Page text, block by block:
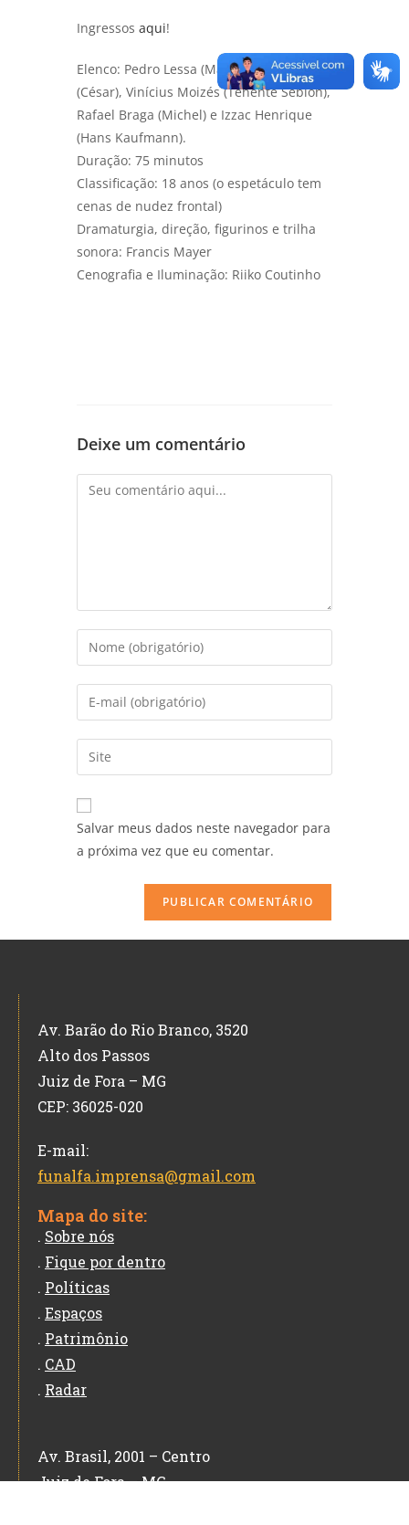
Ingressos aqui!
Elenco: Pedro Lessa (Max) Moisés Ribeiro
(César), Vinícius Moizés (Tenente Seblon),
Rafael Braga (Michel) e Izzac Henrique
(Hans Kaufmann).
Duração: 75 minutos
Classificação: 18 anos (o espetáculo tem
cenas de nudez frontal)
Dramaturgia, direção, figurinos e trilha
sonora: Francis Mayer
Cenografia e Iluminação: Riiko Coutinho
Deixe um comentário
Salvar meus dados neste navegador para
a próxima vez que eu comentar.
Av. Barão do Rio Branco, 3520
Alto dos Passos
Juiz de Fora – MG
CEP: 36025-020
E-mail:
funalfa.imprensa@gmail.com
Mapa do site:
. Sobre nós
. Fique por dentro
. Políticas
. Espaços
. Patrimônio
. CAD
. Radar
Av. Brasil, 2001 – Centro
Juiz de Fora – MG